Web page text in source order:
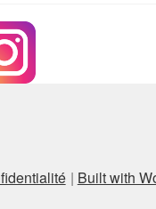
Built with